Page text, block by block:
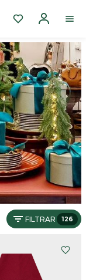
FILTRAR 126